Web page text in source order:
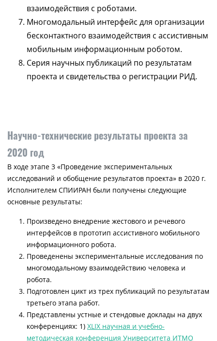
взаимодействия с роботами.
Многомодальный интерфейс для организации
бесконтактного взаимодействия с ассистивным
мобильным информационным роботом.
Серия научных публикаций по результатам
проекта и свидетельства о регистрации РИД.
Научно-технические результаты проекта за
2020 год
В ходе этапе 3 «Проведение экспериментальных
исследований и обобщение результатов проекта» в 2020 г.
Исполнителем СПИИРАН были получены следующие
основные результаты:
Произведено внедрение жестового и речевого
интерфейсов в прототип ассистивного мобильного
информационного робота.
Проведенены экспериментальные исследования по
многомодальному взаимодействию человека и
робота.
Подготовлен цикт из трех публикаций по результатам
третьего этапа работ.
Представлены устные и стендовые доклады на двух
конференциях: 1) XLIX научная и учебно-
методическая конференция Университета ИТМО